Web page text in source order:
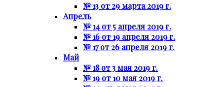
№ 13 от 29 марта 2019 г.
Апрель
№ 14 от 5 апреля 2019 г.
№ 16 от 19 апреля 2019 г.
№ 17 от 26 апреля 2019 г.
Май
№ 18 от 3 мая 2019 г.
№ 19 от 10 мая 2019 г.